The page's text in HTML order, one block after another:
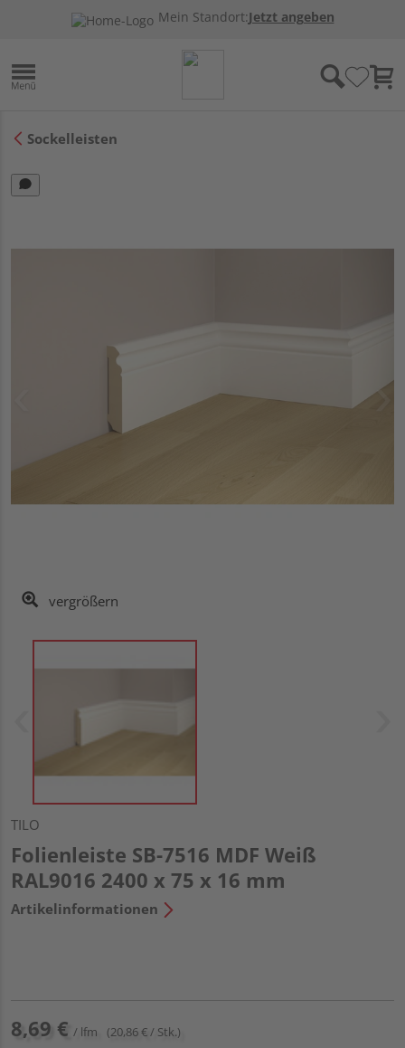
Mein Standort:Jetzt angeben
Sockelleisten
vergrößern
TILO
Folienleiste SB-7516 MDF Weiß
RAL9016 2400 x 75 x 16 mm
Artikelinformationen
8,69 € / lfm (20,86 € / Stk.)